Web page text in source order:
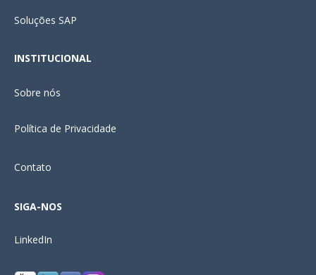
Soluções SAP
INSTITUCIONAL
Sobre nós
Política de Privacidade
Contato
SIGA-NOS
LinkedIn